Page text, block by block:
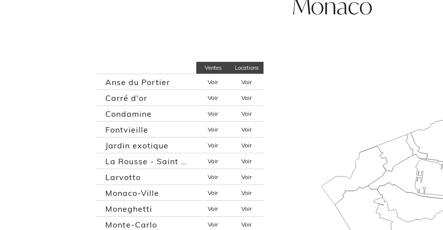
Monaco
Ventes Locations
Anse du Portier Voir Voir
Carré d'or Voir Voir
Condamine Voir Voir
Fontvieille Voir Voir
Jardin exotique Voir Voir
Voir Voir
Larvotto Voir Voir
Monaco-Ville Voir Voir
Moneghetti Voir Voir
Monte-Carlo Voir Voir